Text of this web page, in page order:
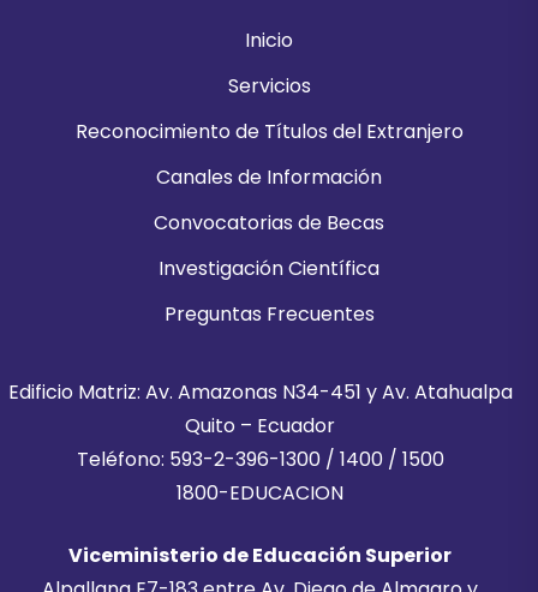
Inicio
Servicios
Reconocimiento de Títulos del Extranjero
Canales de Información
Convocatorias de Becas
Investigación Científica
Preguntas Frecuentes
Edificio Matriz: Av. Amazonas N34-451 y Av. Atahualpa
Quito – Ecuador
Teléfono: 593-2-396-1300 / 1400 / 1500
1800-EDUCACION
Viceministerio de Educación Superior